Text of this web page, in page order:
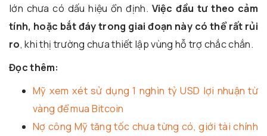
lớn chưa có dấu hiệu ổn định. Việc đầu tư theo cảm
tính, hoặc bắt đáy trong giai đoạn này có thể rất rủi
ro, khi thị trường chưa thiết lập vùng hỗ trợ chắc chắn.
Đọc thêm:
Mỹ xem xét sử dụng 1 nghìn tỷ USD lợi nhuận từ
vàng để mua Bitcoin
Nợ công Mỹ tăng tốc chưa từng có, giới tài chính